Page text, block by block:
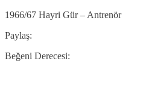
1966/67 Hayri Gür – Antrenör
Paylaş:
Beğeni Derecesi: